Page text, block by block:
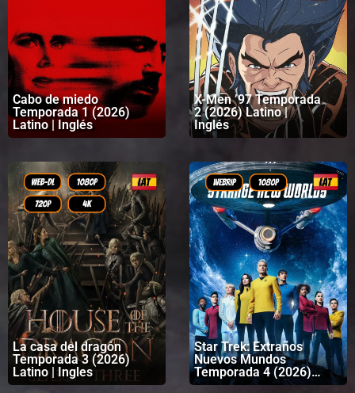
Cabo de miedo
Temporada 1 (2026)
Latino | Inglés
X-Men ’97 Temporada
2 (2026) Latino |
Inglés
La casa del dragón
Temporada 3 (2026)
Latino | Ingles
Star Trek: Extraños
Nuevos Mundos
Temporada 4 (2026)
Latino | Inglés